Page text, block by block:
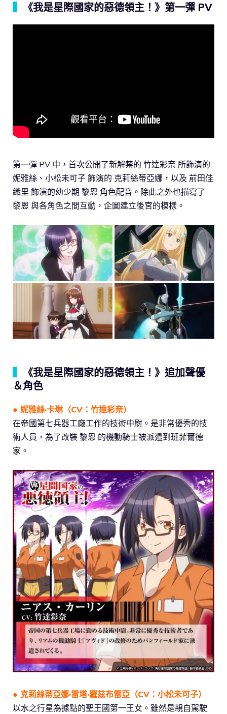
《我是星際國家的惡德領主！》第一彈 PV
第一彈 PV 中，首次公開了新解禁的 竹達彩奈 所飾演的
妮雅絲、小松未可子 飾演的 克莉絲蒂亞娜，以及 前田佳
織里 飾演的幼少期 黎恩 角色配音。除此之外也描寫了
黎恩 與各角色之間互動，企圖建立後宮的模樣。
《我是星際國家的惡德領主！》追加聲優
＆角色
● 妮雅絲·卡琳（CV：竹達彩奈）
在帝國第七兵器工廠工作的技術中尉。是非常優秀的技
術人員，為了改裝 黎恩 的機動騎士被派遣到班菲爾德
家。
● 克莉絲蒂亞娜·雷塔·羅茲布雷亞（CV： 小松未可子）
以水之行星為據點的聖王國第一王女。雖然是親自駕駛